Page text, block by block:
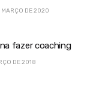
MARÇO DE 2020
fazer coaching
DE 2018